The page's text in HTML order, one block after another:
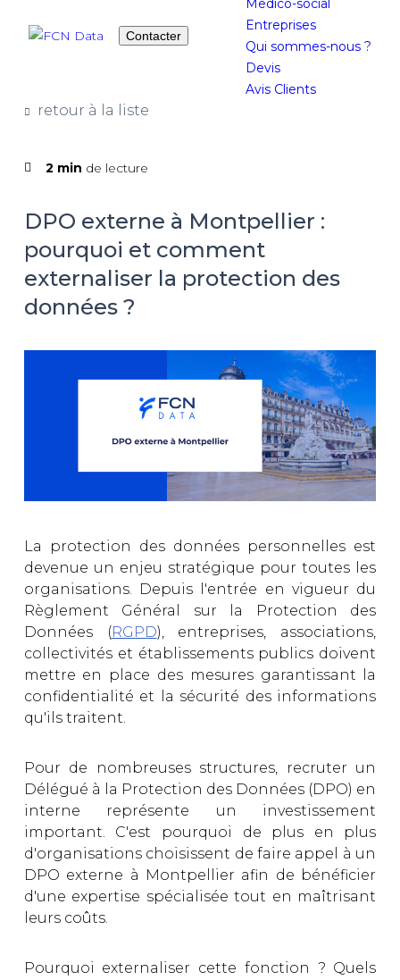
Contacter
Medico-social
Entreprises
Qui sommes-nous ?
Devis
Avis Clients
retour à la liste
2 min de lecture
DPO externe à Montpellier :
pourquoi et comment
externaliser la protection des
données ?
La protection des données personnelles est
devenue un enjeu stratégique pour toutes les
organisations. Depuis l'entrée en vigueur du
Règlement Général sur la Protection des
Données (RGPD), entreprises, associations,
collectivités et établissements publics doivent
mettre en place des mesures garantissant la
confidentialité et la sécurité des informations
qu'ils traitent.
Pour de nombreuses structures, recruter un
Délégué à la Protection des Données (DPO) en
interne représente un investissement
important. C'est pourquoi de plus en plus
d'organisations choisissent de faire appel à un
DPO externe à Montpellier afin de bénéficier
d'une expertise spécialisée tout en maîtrisant
leurs coûts.
Pourquoi externaliser cette fonction ? Quels